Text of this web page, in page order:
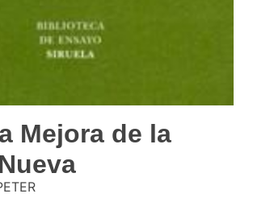
Mejora de la